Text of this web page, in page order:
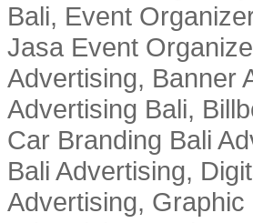
Bali, Event
Jasa Event
Advertising, Banner
Advertising Bali,
Car Branding Bali
Bali Advertising,
Advertising,